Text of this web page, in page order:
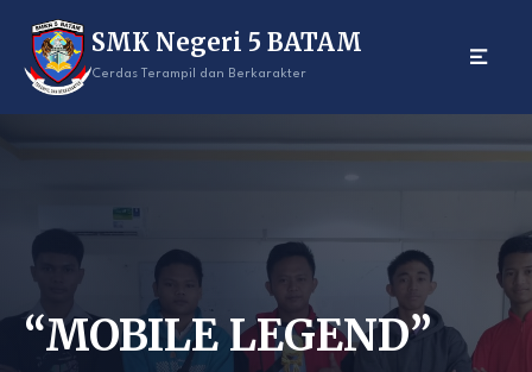
content
SMK Negeri 5 BATAM
Cerdas Terampil dan Berkarakter
“MOBILE LEGEND”